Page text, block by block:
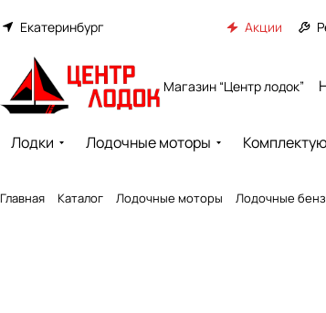
Екатеринбург Акции
Магазин “Центр лодок”
Лодки Лодочные моторы
Главная Каталог Лодочные моторы Лодочные